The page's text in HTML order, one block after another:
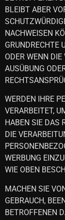
BLEIBT ABER
NACHWEISEN
GRUNDRECHTE
ODER WENN
AUSÜBUNG
WERDEN IHRE
VERARBEITET,
HABEN SIE DAS
DIE
WERBUNG
WIE OBEN
MACHEN SIE
GEBRAUCH,
BETROFFENEN